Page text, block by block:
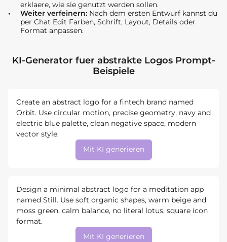
erklaere, wie sie genutzt werden sollen.
Weiter verfeinern: Nach dem ersten Entwurf kannst du
per Chat Edit Farben, Schrift, Layout, Details oder
Format anpassen.
KI-Generator fuer abstrakte Logos Prompt-
Beispiele
Create an abstract logo for a fintech brand named
Orbit. Use circular motion, precise geometry, navy and
electric blue palette, clean negative space, modern
vector style.
Mit KI generieren
Design a minimal abstract logo for a meditation app
named Still. Use soft organic shapes, warm beige and
moss green, calm balance, no literal lotus, square icon
format.
Mit KI generieren